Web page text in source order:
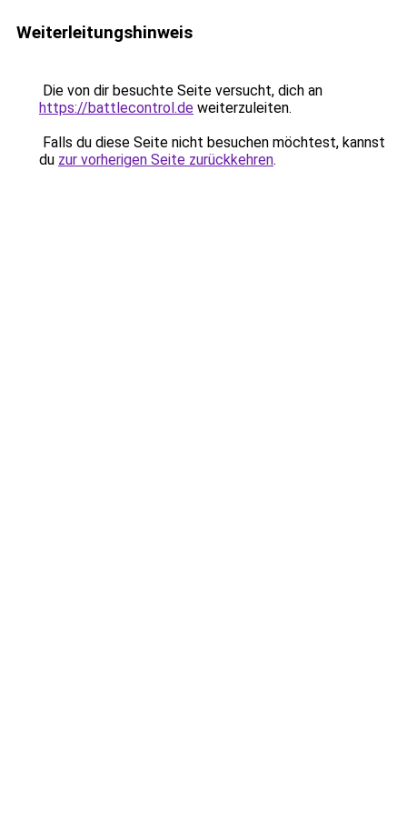
Weiterleitungshinweis
Die von dir besuchte Seite versucht, dich an
https://battlecontrol.de weiterzuleiten.
Falls du diese Seite nicht besuchen möchtest, kannst
du zur vorherigen Seite zurückkehren.